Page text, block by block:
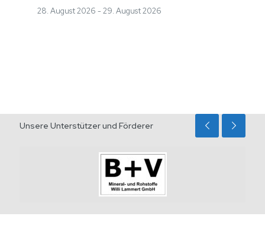
28. August 2026 - 29. August 2026
Unsere Unterstützer und Förderer